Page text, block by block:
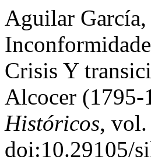
Aguilar García,
Crisis Y
Alcocer (1795-
Históricos, vol.
doi:10.29105/